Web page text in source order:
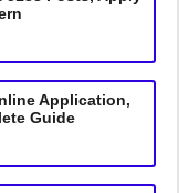
Application,
Guide